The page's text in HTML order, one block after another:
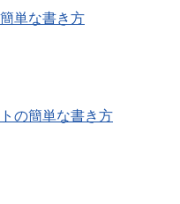
単な書き方
の簡単な書き方